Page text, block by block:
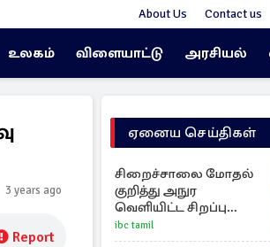
About Us Contact us
உலகம் விளையாட்டு அரசியல்
3 years ago
Report
ஏனைய செய்திகள்
சிறைச்சாலை மோதல்
குறித்து அநுர
வெளியிட்ட சிறப்பு
அறிக்கை
ibc tamil